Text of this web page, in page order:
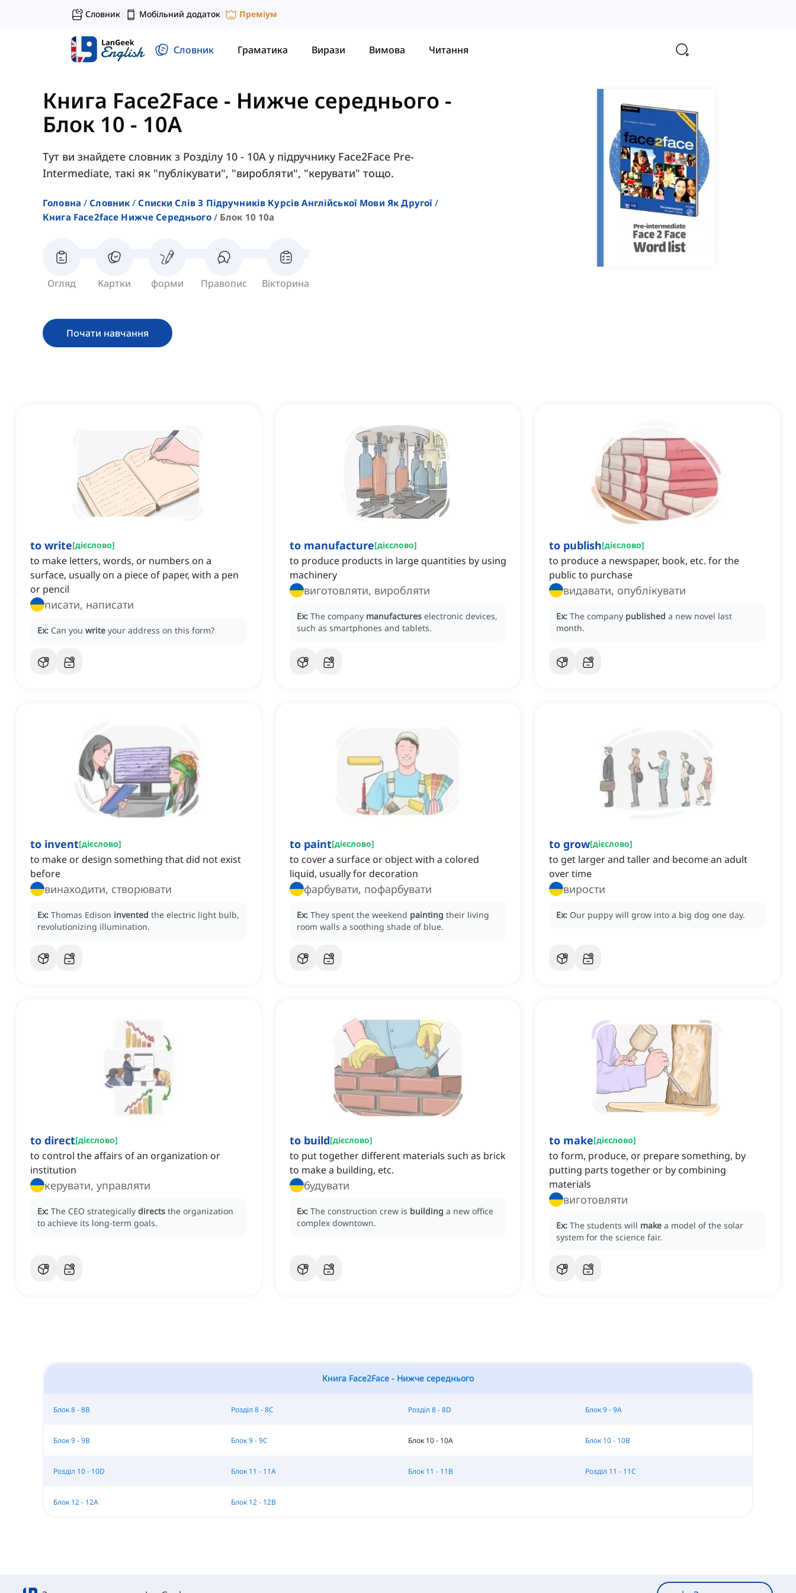
Словник| Мобільний додаток| Преміум
Словник Граматика Вирази Вимова Читання
Книга Face2Face - Нижче середнього -
Блок 10 - 10A
Тут ви знайдете словник з Розділу 10 - 10A у підручнику Face2Face Pre-
Intermediate, такі як "публікувати", "виробляти", "керувати" тощо.
Головна Словник
Списки Слів З Підручників Курсів Англійської Мови Як Другої
Книга Face2face Нижче Середнього
Блок 10 10a
Огляд Картки форми Правопис Вікторина
Почати навчання
to write[дієслово]
to make letters, words, or numbers on a
surface, usually on a piece of paper, with a pen
or pencil
писати, написати
Ex: Can you write your address on this form?
to manufacture[дієслово]
to produce products in large quantities by using
machinery
виготовляти, виробляти
Ex: The company manufactures electronic devices,
such as smartphones and tablets.
to publish[дієслово]
to produce a newspaper, book, etc. for the
public to purchase
видавати, опублікувати
Ex: The company published a new novel last
month.
to invent[дієслово]
to make or design something that did not exist
before
винаходити, створювати
Ex: Thomas Edison invented the electric light bulb,
revolutionizing illumination.
to paint[дієслово]
to cover a surface or object with a colored
liquid, usually for decoration
фарбувати, пофарбувати
Ex: They spent the weekend painting their living
room walls a soothing shade of blue.
to grow[дієслово]
to get larger and taller and become an adult
over time
вирости
Ex: Our puppy will grow into a big dog one day.
to direct[дієслово]
to control the affairs of an organization or
institution
керувати, управляти
Ex: The CEO strategically directs the organization
to achieve its long-term goals.
to build[дієслово]
to put together different materials such as brick
to make a building, etc.
будувати
Ex: The construction crew is building a new office
complex downtown.
to make[дієслово]
to form, produce, or prepare something, by
putting parts together or by combining
materials
виготовляти
Ex: The students will make a model of the solar
system for the science fair.
Книга Face2Face - Нижче середнього
Блок 8 - 8B Розділ 8 - 8C Розділ 8 - 8D Блок 9 - 9A
Блок 9 - 9B Блок 9 - 9C Блок 10 - 10A Блок 10 - 10B
Розділ 10 - 10D Блок 11 - 11A Блок 11 - 11B Розділ 11 - 11C
Блок 12 - 12A Блок 12 - 12B